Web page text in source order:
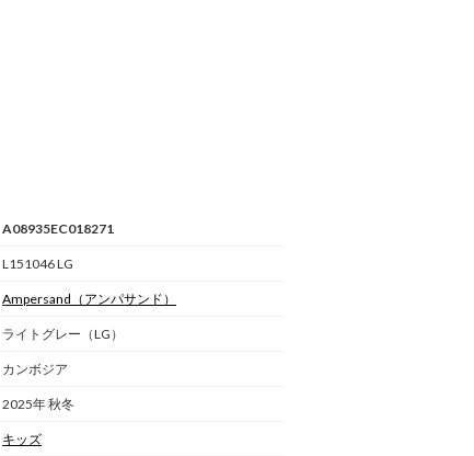
A08935EC018271
L151046 LG
Ampersand （アンパサンド）
ライトグレー（LG）
カンボジア
2025年 秋冬
キッズ